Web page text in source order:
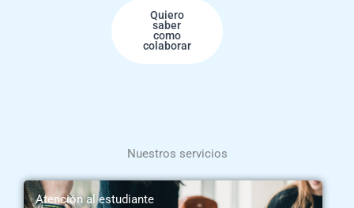
Quiero
saber
como
colaborar
Nuestros servicios
Atención al estudiante